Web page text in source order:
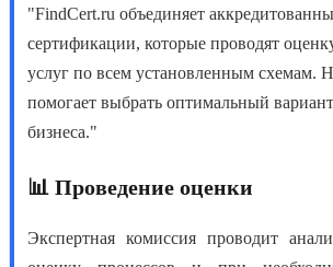
"FindCert.ru объединяет
сертификации, которые проводят
услуг по всем установленным схемам.
помогает выбрать оптимальный
бизнеса."
📊 Проведение оценки
Экспертная комиссия проводит